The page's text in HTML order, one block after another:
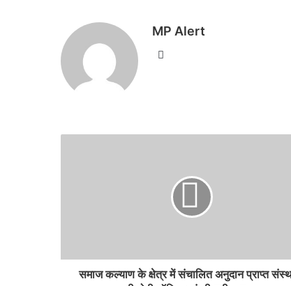
MP Alert
Website
समाज कल्याण के क्षेत्र में संचालित अनुदान प्राप्त